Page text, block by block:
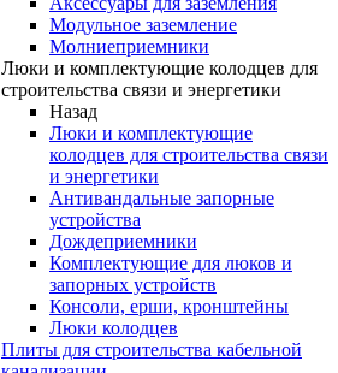
Модульное заземление
Молниеприемники
Люки и комплектующие колодцев для
строительства связи и энергетики
Назад
Люки и комплектующие
колодцев для строительства связи
и энергетики
Антивандальные запорные
устройства
Дождеприемники
Комплектующие для люков и
запорных устройств
Консоли, ерши, кронштейны
Люки колодцев
Плиты для строительства кабельной